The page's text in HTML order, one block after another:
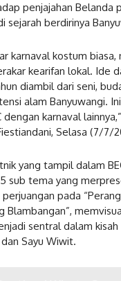
penjajahan Belanda
sejarah berdirinya
karnaval kostum biasa,
kearifan lokal. Ide
diambil dari seni,
alam Banyuwangi.
karnaval
Selasa (7/7/
yang tampil dalam
sub tema yang
pada
Blambangan”,
sentral dalam kisah
Sayu Wiwit.